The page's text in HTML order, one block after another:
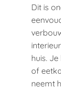
Dit is
huis.
of
neemt